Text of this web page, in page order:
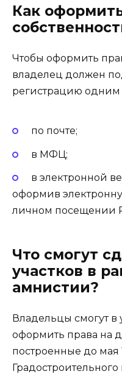
Как
Чтобы оформить
владелец должен
регистрацию одним
по почте;
в МФЦ;
в электронной
оформив
личном посещении
Что смогут
участков в
амнистии?
Владельцы смогут
оформить права на
построенные до мая